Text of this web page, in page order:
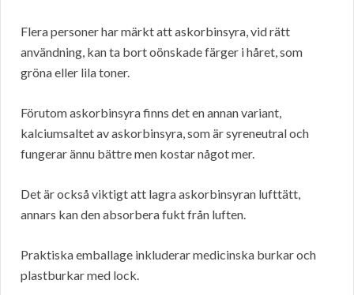
Flera personer har märkt att askorbinsyra, vid rätt
användning, kan ta bort oönskade färger i håret, som
gröna eller lila toner.
Förutom askorbinsyra finns det en annan variant,
kalciumsaltet av askorbinsyra, som är syreneutral och
fungerar ännu bättre men kostar något mer.
Det är också viktigt att lagra askorbinsyran lufttätt,
annars kan den absorbera fukt från luften.
Praktiska emballage inkluderar medicinska burkar och
plastburkar med lock.